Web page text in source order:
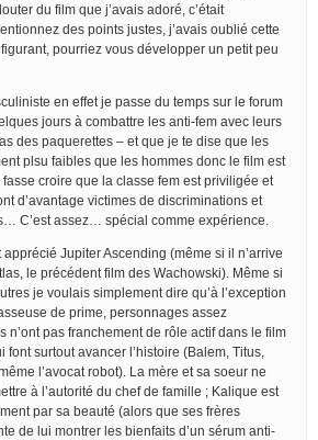
du film que j’avais adoré, c’était
des points justes, j’avais oublié cette
pourriez vous développer un petit peu
en effet je passe du temps sur le forum
jours à combattre les anti-fem avec leurs
des paquerettes – et que je te dise que les
plsu faibles que les hommes donc le film est
croire que la classe fem est priviligée et
d’avantage victimes de discriminations et
C’est assez… spécial comme expérience.
apprécié Jupiter Ascending (même si il n’arrive
le précédent film des Wachowski). Même si
je voulais simplement dire qu’à l’exception
de prime, personnages assez
n’ont pas franchement de rôle actif dans le film
font surtout avancer l’histoire (Balem, Titus,
l’avocat robot). La mère et sa soeur ne
à l’autorité du chef de famille ; Kalique est
par sa beauté (alors que ses frères
de lui montrer les bienfaits d’un sérum anti-